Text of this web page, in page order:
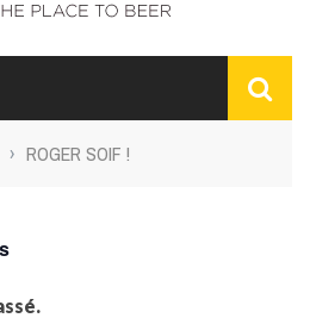
› ROGER SOIF !